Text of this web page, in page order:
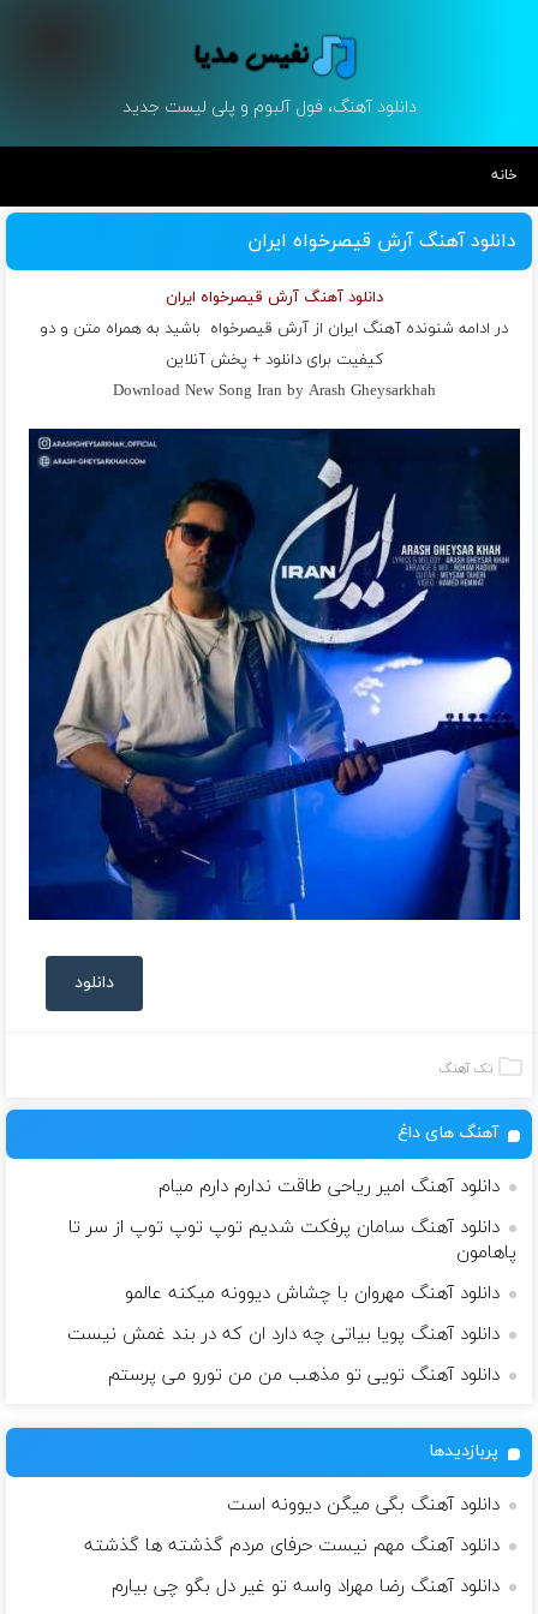
دانلود آهنگ، فول آلبوم و پلی لیست جدید
خانه
دانلود آهنگ آرش قیصرخواه ایران
دانلود آهنگ آرش قیصرخواه ایران
در ادامه شنونده آهنگ ایران از آرش قیصرخواه باشید به همراه متن و دو
کیفیت برای دانلود + پخش آنلاین
Download New Song Iran by Arash Gheysarkhah
دانلود
تک آهنگ
آهنگ های داغ
دانلود آهنگ امیر ریاحی طاقت ندارم دارم میام
دانلود آهنگ سامان پرفکت شدیم توپ توپ توپ از سر تا
پاهامون
دانلود آهنگ مهروان با چشاش دیوونه میکنه عالمو
دانلود آهنگ پویا بیاتی چه دارد ان که در بند غمش نیست
دانلود آهنگ تویی تو مذهب من من تورو می پرستم
پربازدیدها
دانلود آهنگ بگی میگن دیوونه است
دانلود آهنگ مهم نیست حرفای مردم گذشته ها گذشته
دانلود آهنگ رضا مهراد واسه تو غیر دل بگو چی بیارم